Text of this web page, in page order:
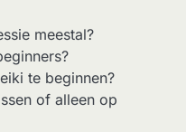
meestal?
te beginnen?
of alleen op